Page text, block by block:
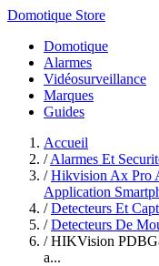
Domotique Store
Domotique
Alarmes
Vidéosurveillance
Marques
Guides
Accueil
/ Alarmes Et
/ Hikvision Ax Pro
Application
/ Detecteurs Et
/ Detecteurs De
/ HIKVision
a...